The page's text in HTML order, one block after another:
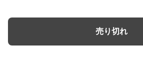
売り切れ